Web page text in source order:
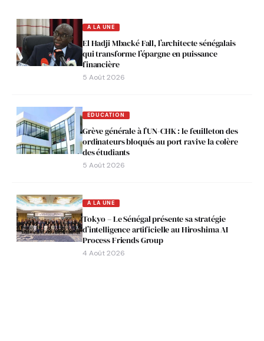
A LA UNE
El Hadji Mbacké Fall, l’architecte sénégalais
qui transforme l’épargne en puissance
financière
5 Août 2026
EDUCATION
Grève générale à l’UN-CHK : le feuilleton des
ordinateurs bloqués au port ravive la colère
des étudiants
5 Août 2026
A LA UNE
Tokyo – Le Sénégal présente sa stratégie
d’intelligence artificielle au Hiroshima AI
Process Friends Group
4 Août 2026